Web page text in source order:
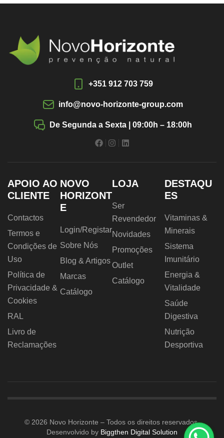
+351 912 703 759
info@novo-horizonte-group.com
De Segunda a Sexta | 09:00h – 18:00h
APOIO AO
CLIENTE
Contactos
Termos e
Condições de
Uso
Política de
Privacidade &
Cookies
RAL
Livro de
Reclamações
NOVO
HORIZONT
E
Login/Registar
Sobre Nós
Blog & Artigos
Marcas
Catálogo
LOJA
Ser
Revendedor
Novidades
Promoções
Outlet
Catálogo
DESTAQU
ES
Vitaminas &
Minerais
Sistema
Imunitário
Energia &
Vitalidade
Saúde
Digestiva
Nutrição
Desportiva
© 2026 Novo Horizonte – Todos os direitos reservados.
Desenvolvido by Biggthen Digital Solution